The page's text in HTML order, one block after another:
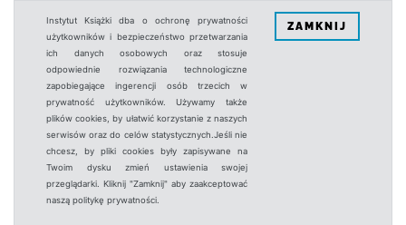
Instytut Książki dba o ochronę prywatności
użytkowników i bezpieczeństwo przetwarzania
ich danych osobowych oraz stosuje
odpowiednie rozwiązania technologiczne
zapobiegające ingerencji osób trzecich w
prywatność użytkowników. Używamy także
plików cookies, by ułatwić korzystanie z naszych
serwisów oraz do celów statystycznych.Jeśli nie
chcesz, by pliki cookies były zapisywane na
Twoim dysku zmień ustawienia swojej
przeglądarki. Kliknij "Zamknij" aby zaakceptować
naszą politykę prywatności.
ZAMKNIJ